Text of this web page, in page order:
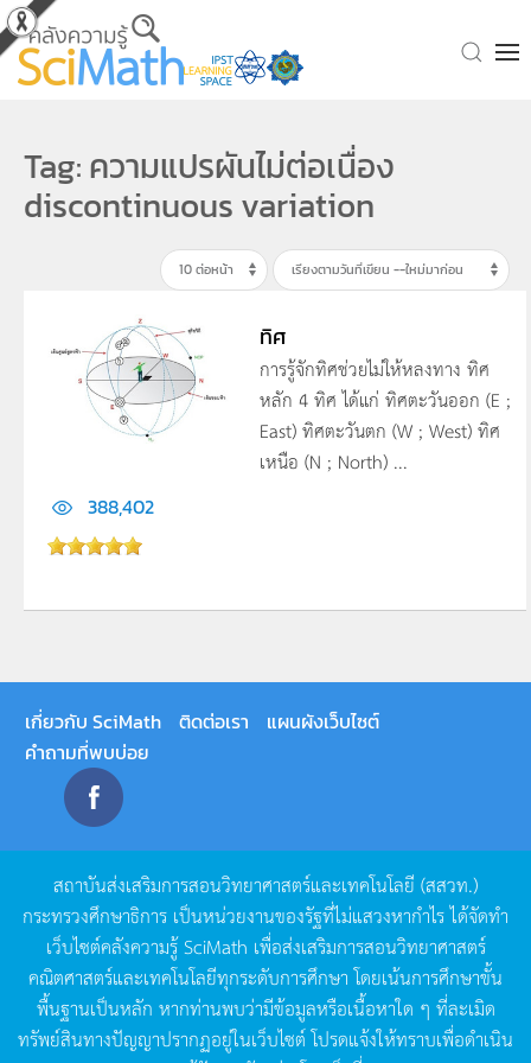
Skip to main content
Tag: ความแปรผันไม่ต่อเนื่อง
discontinuous variation
ทิศ
การรู้จักทิศช่วยไม่ให้หลงทาง ทิศ
หลัก 4 ทิศ ได้แก่ ทิศตะวันออก (E ;
East) ทิศตะวันตก (W ; West) ทิศ
เหนือ (N ; North) ...
388,402
เกี่ยวกับ SciMath ติดต่อเรา
แผนผังเว็บไซต์
คำถามที่พบบ่อย
สถาบันส่งเสริมการสอนวิทยาศาสตร์และเทคโนโลยี (สสวท.)
กระทรวงศึกษาธิการ เป็นหน่วยงานของรัฐที่ไม่แสวงหากำไรได้จัดทำ
เว็บไซต์คลังความรู้SciMath เพื่อส่งเสริมการสอนวิทยาศาสตร์
คณิตศาสตร์และเทคโนโลยีทุกระดับการศึกษา โดยเน้นการศึกษาขั้น
พื้นฐานเป็นหลัก หากท่านพบว่ามีข้อมูลหรือเนื้อหาใด ๆ ที่ละเมิด
ทรัพย์สินทางปัญญาปรากฏอยู่ในเว็บไซต์โปรดแจ้งให้ทราบเพื่อดำเนิน